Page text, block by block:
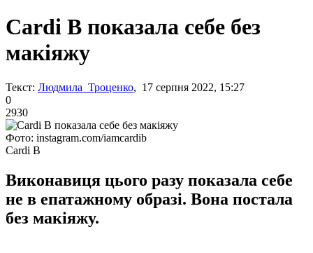
Cardi B показала себе без
макіяжу
Текст: Людмила Троценко, 17 серпня 2022, 15:27
0
2930
Фото: instagram.com/iamcardib
Cardi B
Виконавиця цього разу показала себе
не в епатажному образі. Вона постала
без макіяжу.